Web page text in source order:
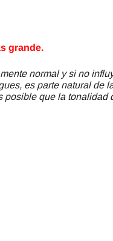
grande.
normal y si no
es parte natural de
que la